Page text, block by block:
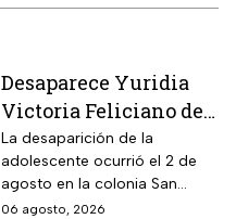
Desaparece Yuridia
Victoria Feliciano de
13 años en Tlalpan,
CDMX; activan Alerta
Amber
La desaparición de la
adolescente ocurrió el 2 de
agosto en la colonia San
Pedro Mártir; autoridades
06 agosto, 2026